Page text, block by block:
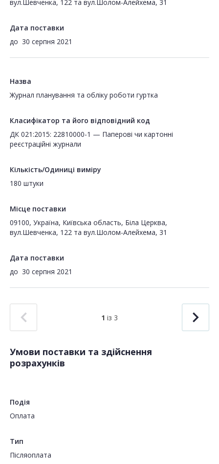
вул.Шевченка, 122 та вул.Шолом-Алейхема, 31
Дата поставки
до 30 серпня 2021
Назва
Журнал планування та обліку роботи гуртка
Класифікатор та його відповідний код
ДК 021:2015: 22810000-1 — Паперові чи картонні
реєстраційні журнали
Кількість/Одиниці виміру
180 штуки
Місце поставки
09100, Україна, Київська область, Біла Церква,
вул.Шевченка, 122 та вул.Шолом-Алейхема, 31
Дата поставки
до 30 серпня 2021
1 із 3
Умови поставки та здійснення
розрахунків
Подія
Оплата
Тип
Пiсляоплата